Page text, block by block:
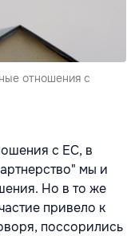
отношения с
с ЕС, в
мы и
Но в то же
привело к
поссорились